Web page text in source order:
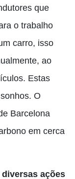
que
o trabalho
carro, isso
ao
Estas
O
Barcelona
em cerca
diversas ações